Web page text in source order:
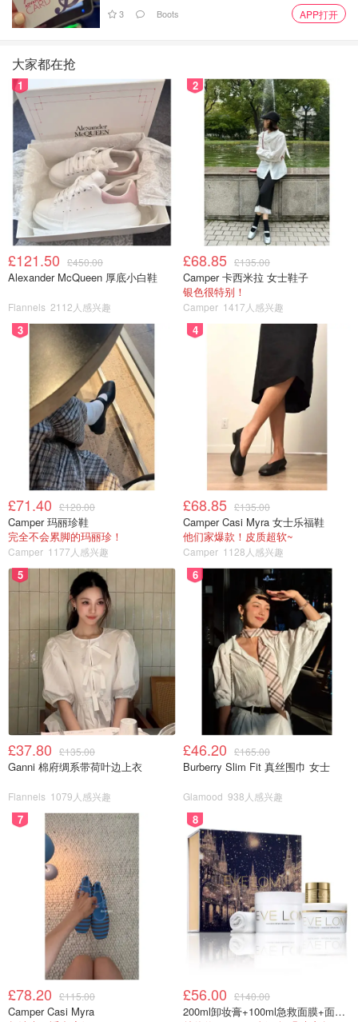
💄香水美妆与腕表：略有波动但创意不停
香水与美妆：-4%，但今年依然推出新品如Rouge Brillant
Silky口红；
腕表业务：-8%，推出多款新作，包括H08和Arceau系列新
设计，依旧备受好评。
图片来自@Hermes，版权属于原作者
💼Hermès如何应对不确定的大环境？
Hermès没有靠裁员或压缩开支“过冬”，反而持续投资未来，
上半年全球新增500+名员工，其中300人在法国本土；
全体员工分享2024年度奖金：€4,500欧元；
继续推动环保与包容性，多项社会责任计划持续进行中。
💰现金流&净利润稳健回落
虽然净利润略降至22亿欧元，但主要是受法国一次性企业税
影响；扣除该项后，实际净利润仍增长6%。此外，Hermès
现金流依旧充裕，调整后自由现金流达18亿欧元，净现金储
备仍有107亿欧元！
💬别人焦头烂额，Hermès稳中求胜！
从皮具扩产、到新品不断，从员工激励到市场扩张，
Hermès用事实证明：高端品牌也可以在逆风中持续成长。
这家传承工艺与创意的品牌，或许不是最“卷”的，但一定是
最“稳”的。
「该长文章来自@LuxMoon-北美省钱快报，版权归原作者
所有」
如果你喜欢我们的文章记得
喜欢+⭐收藏+📣分享
以加小编服务号（DMxQianDuoDuo）了解更多英国优质折
3 Boots APP打开
大家都在抢
1
£121.50 £450.00
Alexander McQueen 厚底小白鞋
Flannels 2112人感兴趣
2
£68.85 £135.00
Camper 卡西米拉 女士鞋子
银色很特别！
Camper 1417人感兴趣
3
£71.40 £120.00
Camper 玛丽珍鞋
完全不会累脚的玛丽珍！
Camper 1177人感兴趣
4
£68.85 £135.00
Camper Casi Myra 女士乐福鞋
他们家爆款！皮质超软~
Camper 1128人感兴趣
5
£37.80 £135.00
Ganni 棉府绸系带荷叶边上衣
Flannels 1079人感兴趣
6
£46.20 £165.00
Burberry Slim Fit 真丝围巾 女士
Glamood 938人感兴趣
7
£78.20 £115.00
Camper Casi Myra
8
£56.00 £140.00
200ml卸妆膏+100ml急救面膜+面霜+洁颜布